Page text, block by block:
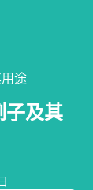
途
子及其